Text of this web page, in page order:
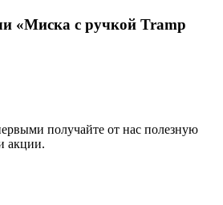
«Миска с ручкой Tramp
получайте от нас полезную
акции.